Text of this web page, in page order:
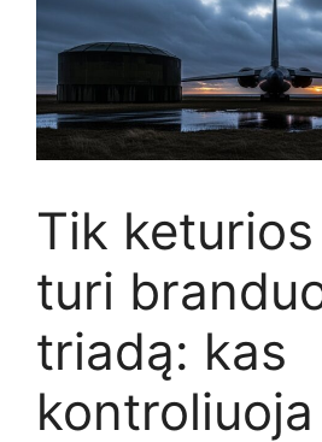
Tik
turi
triadą: kas
kontroliuoja